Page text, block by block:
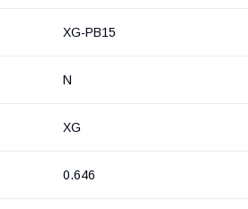
XG-PB15
N
XG
0.646